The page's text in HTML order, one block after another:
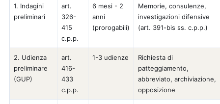
1. Indagini
preliminari
art.
326-
415
c.p.p.
6 mesi - 2
anni
(prorogabili)
Memorie, consulenze,
investigazioni difensive
(art. 391-bis ss. c.p.p.)
2. Udienza
preliminare
(GUP)
art.
416-
433
c.p.p.
1-3 udienze
Richiesta di
patteggiamento,
abbreviato, archiviazione,
opposizione